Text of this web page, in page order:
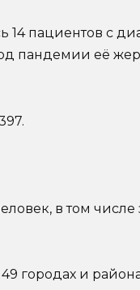
14 пациентов с
пандемии её
в том числе
городах и